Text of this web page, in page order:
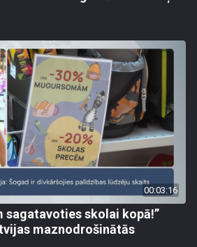
00:03:16
sagatavoties skolai kopā!”
maznodrošinātās